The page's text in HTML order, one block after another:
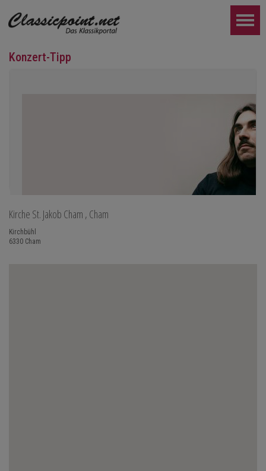
Konzert-Tipp
Teo Gheorghiu, Klavier - Im Rausch der Klangblüten
Klavierrezital
Kirche St. Jakob Cham , Cham
Kirchbühl
6330 Cham